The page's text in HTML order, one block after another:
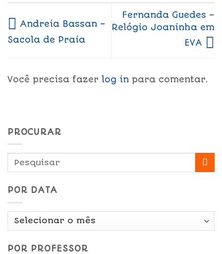
Andreia Bassan –
Sacola de Praia
Fernanda Guedes –
Relógio Joaninha em
EVA
Você precisa fazer log in para comentar.
PROCURAR
POR DATA
Por
POR PROFESSOR